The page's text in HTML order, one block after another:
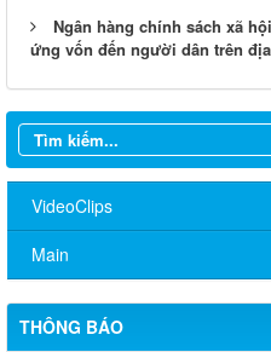
Ngân hàng chính sách xã
ứng vốn đến người dân trên
VideoClips
Main
THÔNG BÁO